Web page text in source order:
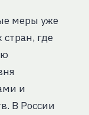
меры уже
где
и
В России